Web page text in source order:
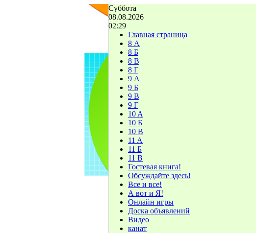
Суббота
08.08.2026
02:29
Главная страница
8 А
8 Б
8 В
8 Г
9 А
9 Б
9 В
9 Г
10 A
10 Б
10 В
11 A
11 Б
11 В
Гостевая книга!
Обсуждайте здесь!
Все и все!
А вот и Я!
Онлайн игры
Доска объявлений
Видео
канат